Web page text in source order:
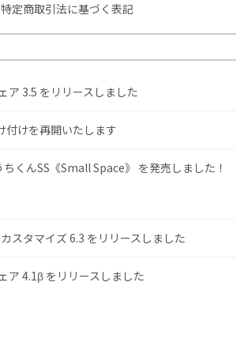
特定商取引法に基づく表記
ア 3.5 をリリースしました
付けを再開いたします
ちくんSS《Small Space》 を発売しました！
スタマイズ 6.3 をリリースしました
ア 4.1β をリリースしました